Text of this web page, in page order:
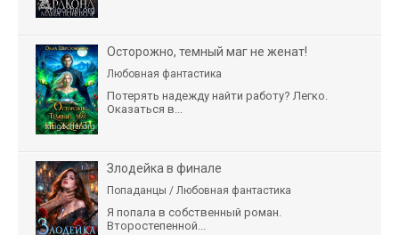
Осторожно, темный маг не женат!
Любовная фантастика
Потерять надежду найти работу? Легко.
Оказаться в...
Злодейка в финале
Попаданцы / Любовная фантастика
Я попала в собственный роман.
Второстепенной...